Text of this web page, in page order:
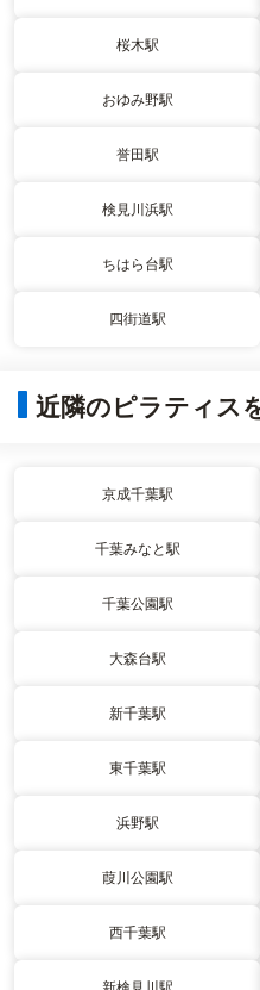
桜木駅
おゆみ野駅
誉田駅
検見川浜駅
ちはら台駅
四街道駅
近隣のピラティス
京成千葉駅
千葉みなと駅
千葉公園駅
大森台駅
新千葉駅
東千葉駅
浜野駅
葭川公園駅
西千葉駅